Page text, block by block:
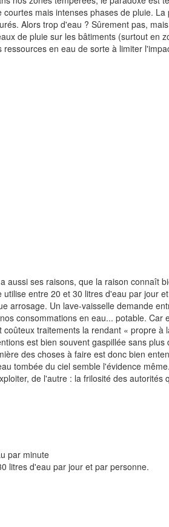
mais intenses phases de pluie.
Alors trop d'eau ? Sûrement pas,
de pluie sur les bâtiments (surtout en
en eau de sorte à limiter
aussi ses raisons, que la raison connaît
entre 20 et 30 litres d'eau par jour
arrosage. Un lave-vaisselle demande
consommations en eau... potable. Car
traitements la rendant « propre à
est bien souvent gaspillée sans plus
des choses à faire est donc bien
tombée du ciel semble l'évidence
de l'autre : la frilosité des autorités
par minute
litres d'eau par jour et par personne.